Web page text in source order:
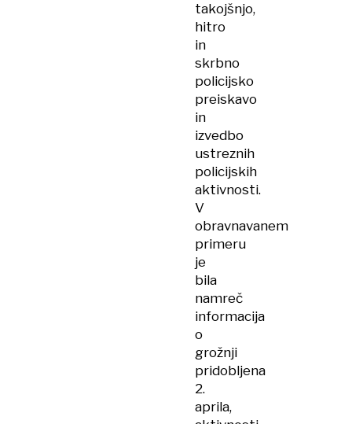
takojšnjo,
hitro
in
skrbno
policijsko
preiskavo
in
izvedbo
ustreznih
policijskih
aktivnosti.
V
obravnavanem
primeru
je
bila
namreč
informacija
o
grožnji
pridobljena
2.
aprila,